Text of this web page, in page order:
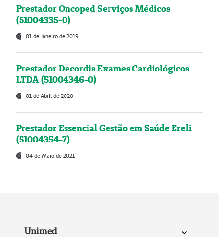
Prestador Oncoped Serviços Médicos
(51004335-0)
01 de Janeiro de 2019
Prestador Decordis Exames Cardiológicos
LTDA (51004346-0)
01 de Abril de 2020
Prestador Essencial Gestão em Saúde Ereli
(51004354-7)
04 de Maio de 2021
Unimed